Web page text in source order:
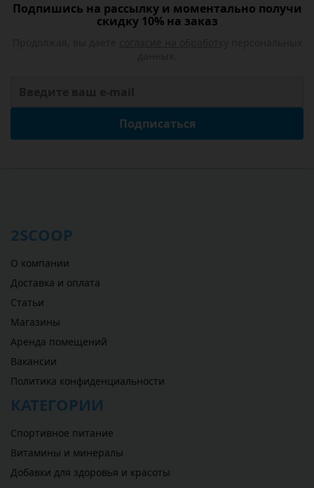
Подпишись на рассылку и моментально получи
скидку 10% на заказ
Подписаться
2SCOOP
О компании
Доставка и оплата
Статьи
Магазины
Аренда помещений
Вакансии
Политика конфиденциальности
КАТЕГОРИИ
Спортивное питание
Витамины и минералы
Добавки для здоровья и красоты